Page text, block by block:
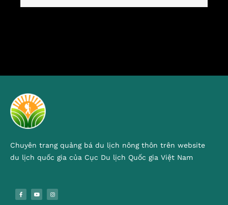
Chuyên trang quảng bá du lịch nông thôn trên website
du lịch quốc gia của Cục Du lịch Quốc gia Việt Nam